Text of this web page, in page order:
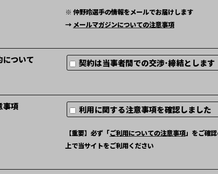
※ 仲野玲選手の情報をメールでお届けします
→ メールマガジンについての注意事項
について 契約は当事者間での交渉･締結としま
事項 利用に関する注意事項を確認しまし
【重要】必ず「ご利用についての注意事項」をご確
上で当サイトをご利用ください